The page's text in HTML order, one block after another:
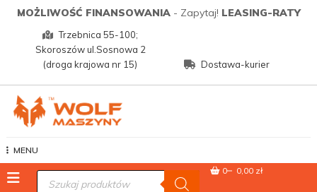
SkipMOŻLIWOŚĆ FINANSOWANIA- Zapytaj! LEASING-RATY
Trzebnica 55-100;
Skoroszów ul.Sosnowa 2
(droga krajowa nr 15)
Dostawa-kurier
MENU
Wyszukiwarka
produktów
0 0,00 zł